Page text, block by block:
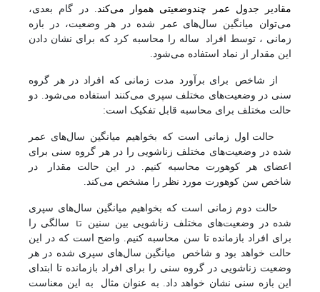
مقادیر جدول عمر چندوضعیتی هموار می‌کند.در گام بعدی،
می‌توان میانگین سال‌های عمر شده در هر وضعیت، در بازه
زمانی ، توسط افراد
ساله را محاسبه کرد که برای نشان دادن
این مقدار از نماد استفاده می‌شود.
از شاخص
برای برآورد مدت زمانی که افراد در هر گروه
سنی در وضعیت‌های مختلف سپری می‌کنند استفاده می‌شود. دو
حالت مختلف برای محاسبه قابل تفکیک است:
حالت اول زمانی است که بخواهیم میانگین سال‌های عمر
شده در وضعیت‌های مختلف زناشویی را در هر گروه سنی برای
اعضای هر کوهورت محاسبه کنیم. در این حالت مقدار
در
شاخص سن کوهورت مورد نظر را مشخص می‌کند.
حالت دوم زمانی است که بخواهیم میانگین سالهای سپری
شده در وضعیتهای مختلف زناشویی بین سنین تا
سالگی را
برای افراد بازمانده تا سن محاسبه کنیم. واضح است که در این
حالت خواهد بود و شاخص
میانگین سال‌های سپری شده در هر
وضعیت زناشویی در گروه سنی را برای افراد بازمانده تا ابتدای
این بازه سنی نشان خواهد داد. به عنوان مثال
به این معناست